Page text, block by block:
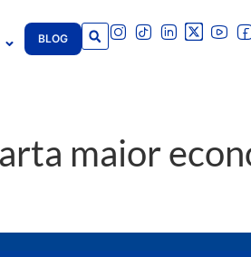
BLOG
maior